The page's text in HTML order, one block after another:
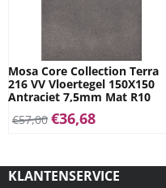
Mosa Core Collection Terra
216 VV Vloertegel 150X150
Antraciet 7,5mm Mat R10
€57,00 €36,68
KLANTENSERVICE